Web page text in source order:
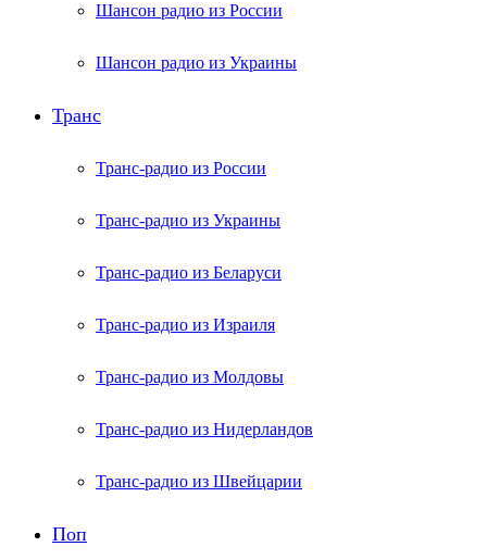
Шансон радио из России
Шансон радио из Украины
Транс
Транс-радио из России
Транс-радио из Украины
Транс-радио из Беларуси
Транс-радио из Израиля
Транс-радио из Молдовы
Транс-радио из Нидерландов
Транс-радио из Швейцарии
Поп